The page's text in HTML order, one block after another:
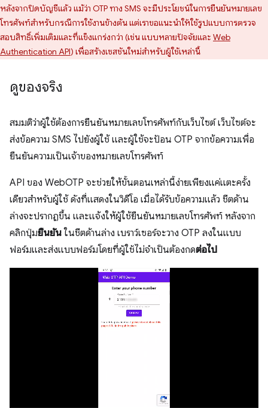
หลังจากปิดบัญชีแล้ว แม้ว่า OTP ทาง SMS จะมีประโยชน์ในการยืนยันหมายเลข
โทรศัพท์สำหรับกรณีการใช้งานข้างต้น แต่เราขอแนะนำให้ใช้รูปแบบการตรวจ
สอบสิทธิ์เพิ่มเติมและที่แข็งแกร่งกว่า (เช่น แบบหลายปัจจัยและ Web
Authentication API) เพื่อสร้างเซสชันใหม่สำหรับผู้ใช้เหล่านี้
ดูของจริง
สมมติว่าผู้ใช้ต้องการยืนยันหมายเลขโทรศัพท์กับเว็บไซต์ เว็บไซต์จะ
ส่งข้อความ SMS ไปยังผู้ใช้ และผู้ใช้จะป้อน OTP จากข้อความเพื่อ
ยืนยันความเป็นเจ้าของหมายเลขโทรศัพท์
API ของ WebOTP จะช่วยให้ขั้นตอนเหล่านี้ง่ายเพียงแค่แตะครั้ง
เดียวสำหรับผู้ใช้ ดังที่แสดงในวิดีโอ เมื่อได้รับข้อความแล้ว ชีตด้าน
ล่างจะปรากฏขึ้น และแจ้งให้ผู้ใช้ยืนยันหมายเลขโทรศัพท์ หลังจาก
คลิกปุ่มยืนยัน ในชีตด้านล่าง เบราว์เซอร์จะวาง OTP ลงในแบบ
ฟอร์มและส่งแบบฟอร์มโดยที่ผู้ใช้ไม่จำเป็นต้องกดต่อไป